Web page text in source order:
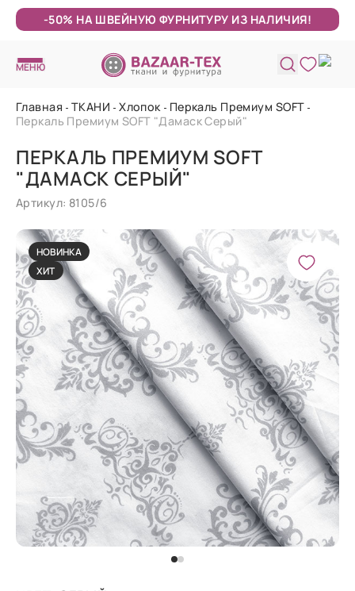
-50% НА ШВЕЙНУЮ ФУРНИТУРУ ИЗ НАЛИЧИЯ!
МЕНЮ
Главная ТКАНИ Хлопок
Перкаль Премиум SOFT
Перкаль Премиум SOFT "Дамаск Серый"
ПЕРКАЛЬ ПРЕМИУМ SOFT
"ДАМАСК СЕРЫЙ"
Артикул: 8105/6
НОВИНКА
ХИТ